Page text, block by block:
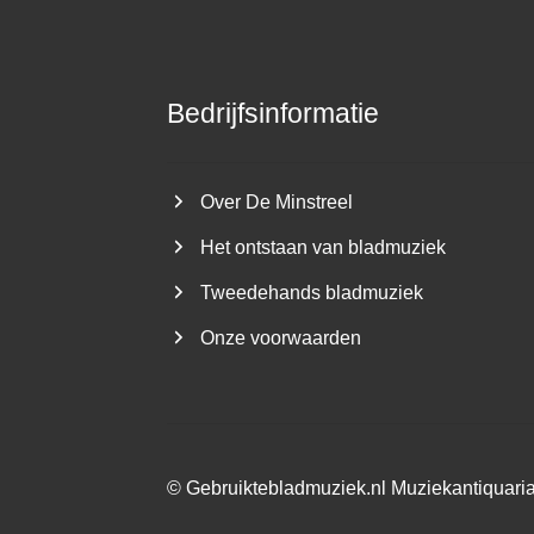
Bedrijfsinformatie
Over De Minstreel
Het ontstaan van bladmuziek
Tweedehands bladmuziek
Onze voorwaarden
©Gebruiktebladmuziek.nl